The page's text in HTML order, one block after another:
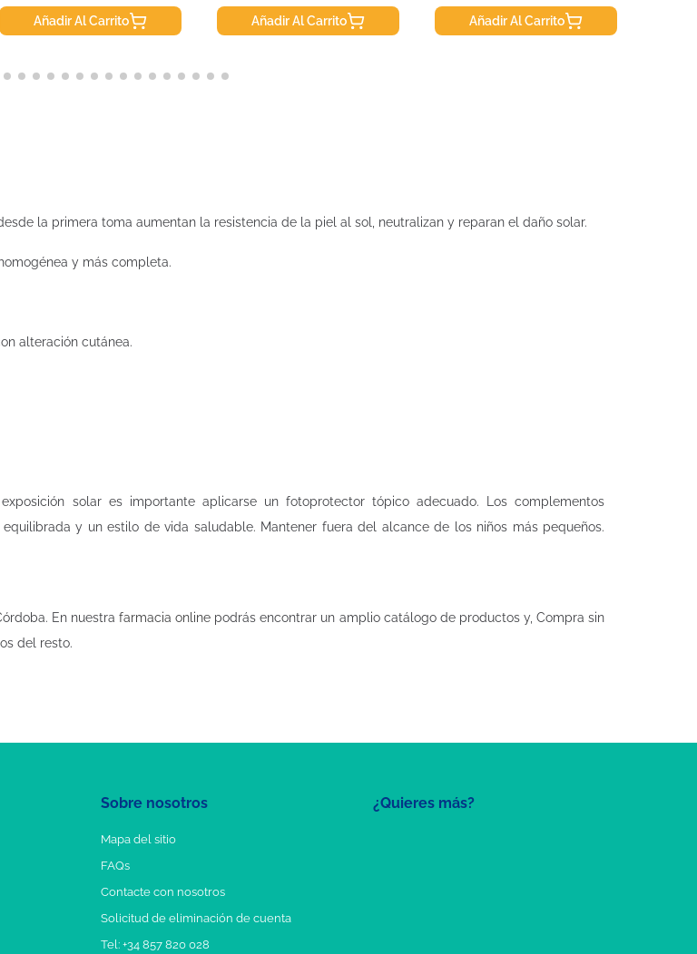
Añadir Al Carrito Añadir Al Carrito Añadir Al Carrito
la primera toma aumentan la resistencia de la piel al sol, neutralizan y reparan el daño solar.
y más completa.
alteración cutánea.
solar es importante aplicarse un fotoprotector tópico adecuado. Los complementos
y un estilo de vida saludable. Mantener fuera del alcance de los niños más pequeños.
En nuestrafarmacia online podrás encontrar un amplio catálogo de productos y, Compra sin
del resto.
¿Quieres más?
Sobre nosotros
Mapa del sitio
FAQs
Contacte con nosotros
Solicitud de eliminación de cuenta
Tel: +34 857 820 028